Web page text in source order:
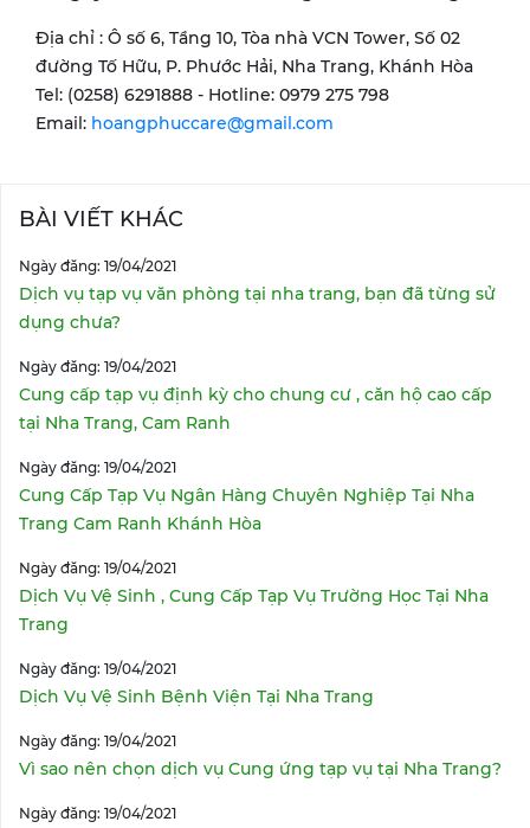
Địa chỉ : Ô số 6, Tầng 10, Tòa nhà VCN Tower, Số 02
đường Tố Hữu, P. Phước Hải, Nha Trang, Khánh Hòa
Tel: (0258) 6291888 - Hotline: 0979 275 798
Email: hoangphuccare@gmail.com
BÀI VIẾT KHÁC
Ngày đăng: 19/04/2021
Dịch vụ tạp vụ văn phòng tại nha trang, bạn đã từng sử
dụng chưa?
Ngày đăng: 19/04/2021
Cung cấp tạp vụ định kỳ cho chung cư , căn hộ cao cấp
tại Nha Trang, Cam Ranh
Ngày đăng: 19/04/2021
Cung Cấp Tạp Vụ Ngân Hàng Chuyên Nghiệp Tại Nha
Trang Cam Ranh Khánh Hòa
Ngày đăng: 19/04/2021
Dịch Vụ Vệ Sinh , Cung Cấp Tạp Vụ Trường Học Tại Nha
Trang
Ngày đăng: 19/04/2021
Dịch Vụ Vệ Sinh Bệnh Viện Tại Nha Trang
Ngày đăng: 19/04/2021
Vì sao nên chọn dịch vụ Cung ứng tạp vụ tại Nha Trang?
Ngày đăng: 19/04/2021